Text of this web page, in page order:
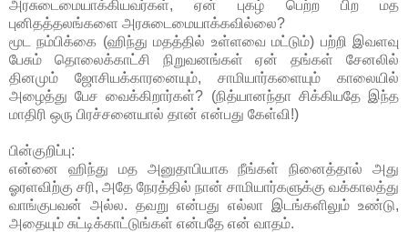
அரசுடைமையாக்கியவர்கள், ஏன் புகழ் பெற்ற பிற மத
புனிதத்தலங்களை அரசுடைமையாக்கவில்லை?
மூட நம்பிக்கை (ஹிந்து மதத்தில் உள்ளவை மட்டும்) பற்றி இவளவு
பேசும் தொலைக்காட்சி நிறுவனங்கள் ஏன் தங்கள் சேனலில்
தினமும் ஜோசியக்காரனையும், சாமியார்களையும் காலையில்
அழைத்து பேச வைக்கிறார்கள்? (நித்யானந்தா சிக்கியதே இந்த
மாதிரி ஒரு பிரச்சனையால் தான் என்பது கேள்வி!)
பின்குறிப்பு:
என்னை ஹிந்து மத அனுதாபியாக நீங்கள் நினைத்தால் அது
ஓரளவிற்கு சரி, அதே நேரத்தில் நான் சாமியார்களுக்கு வக்காலத்து
வாங்குபவன் அல்ல. தவறு என்பது எல்லா இடங்களிலும் உண்டு,
அதையும் சுட்டிக்காட்டுங்கள் என்பதே என் வாதம்.